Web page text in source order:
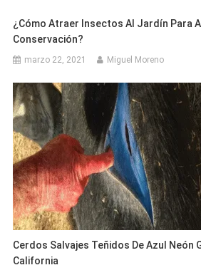
¿Cómo Atraer Insectos Al Jardín Para
Conservación?
marzo 22, 2021 Miguel Moreno
Cerdos Salvajes Teñidos De Azul Neón
California